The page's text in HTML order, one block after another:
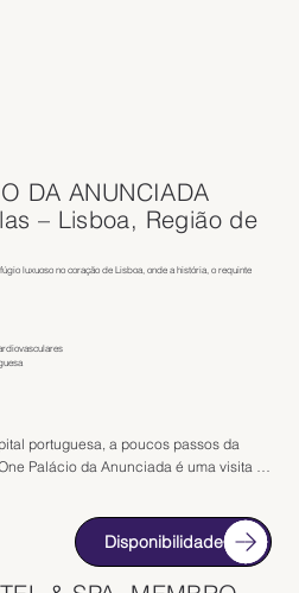
DA ANUNCIADA
– Lisboa, Região de
luxuoso no coração de Lisboa, onde a história, o requinte
portuguesa, a poucos passos da
Palácio da Anunciada é uma visita
património histórico, arquitetura
requintado.
Disponibilidade